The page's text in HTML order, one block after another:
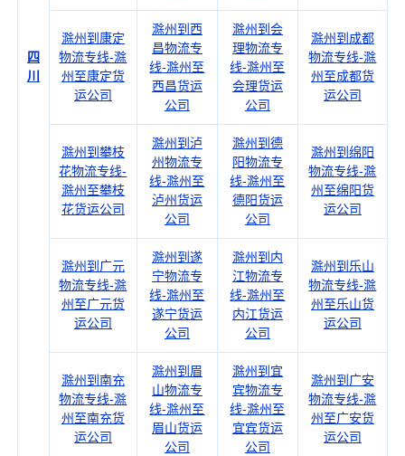
四
川
滁州到康定
物流专线-滁
州至康定货
运公司
滁州到西
昌物流专
线-滁州至
西昌货运
公司
滁州到会
理物流专
线-滁州至
会理货运
公司
滁州到成都
物流专线-滁
州至成都货
运公司
滁州到攀枝
花物流专线-
滁州至攀枝
花货运公司
滁州到泸
州物流专
线-滁州至
泸州货运
公司
滁州到德
阳物流专
线-滁州至
德阳货运
公司
滁州到绵阳
物流专线-滁
州至绵阳货
运公司
滁州到广元
物流专线-滁
州至广元货
运公司
滁州到遂
宁物流专
线-滁州至
遂宁货运
公司
滁州到内
江物流专
线-滁州至
内江货运
公司
滁州到乐山
物流专线-滁
州至乐山货
运公司
滁州到南充
物流专线-滁
州至南充货
运公司
滁州到眉
山物流专
线-滁州至
眉山货运
公司
滁州到宜
宾物流专
线-滁州至
宜宾货运
公司
滁州到广安
物流专线-滁
州至广安货
运公司